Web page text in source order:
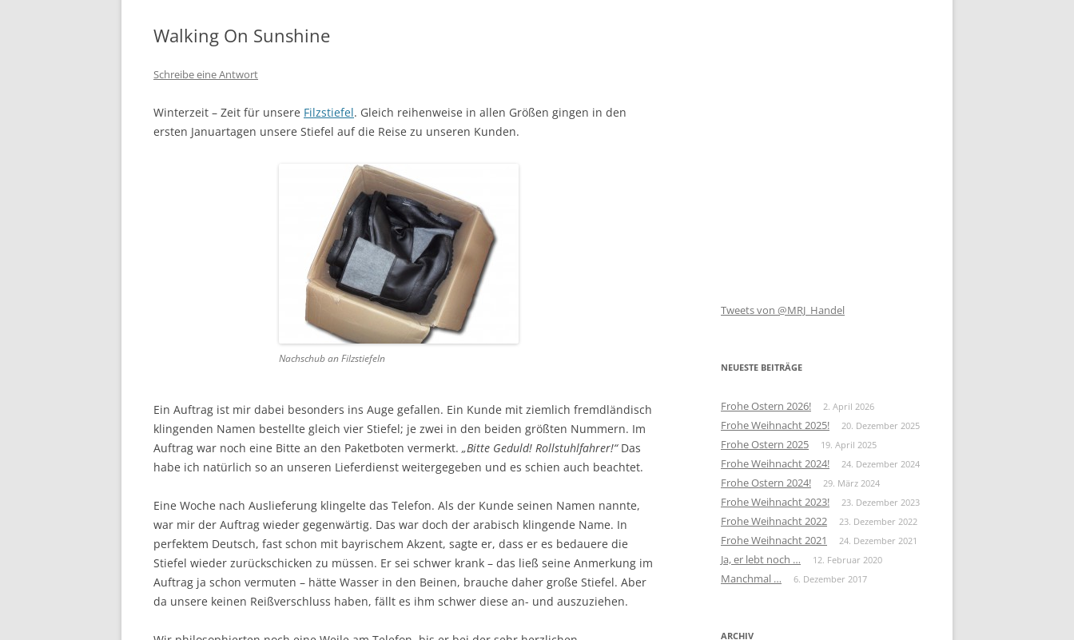
Walking On Sunshine
Schreibe eine Antwort
Winterzeit – Zeit für unsere Filzstiefel. Gleich reihenweise in allen Größen gingen in den
ersten Januartagen unsere Stiefel auf die Reise zu unseren Kunden.
Nachschub an Filzstiefeln
Ein Auftrag ist mir dabei besonders ins Auge gefallen. Ein Kunde mit ziemlich fremdländisch
klingenden Namen bestellte gleich vier Stiefel; je zwei in den beiden größten Nummern. Im
Auftrag war noch eine Bitte an den Paketboten vermerkt. „Bitte Geduld! Rollstuhlfahrer!“Das
habe ich natürlich so an unseren Lieferdienst weitergegeben und es schien auch beachtet.
Eine Woche nach Auslieferung klingelte das Telefon. Als der Kunde seinen Namen nannte,
war mir der Auftrag wieder gegenwärtig. Das war doch der arabisch klingende Name. In
perfektem Deutsch, fast schon mit bayrischem Akzent, sagte er, dass er es bedauere die
Stiefel wieder zurückschicken zu müssen. Er sei schwer krank – das ließ seine Anmerkung im
Auftrag ja schon vermuten – hätte Wasser in den Beinen, brauche daher große Stiefel. Aber
da unsere keinen Reißverschluss haben, fällt es ihm schwer diese an- und auszuziehen.
Tweets von @MRJ_Handel
NEUESTE BEITRÄGE
Frohe Ostern 2026! 2. April 2026
Frohe Weihnacht 2025! 20. Dezember 2025
Frohe Ostern 2025 19. April 2025
Frohe Weihnacht 2024! 24. Dezember 2024
Frohe Ostern 2024! 29. März 2024
Frohe Weihnacht 2023! 23. Dezember 2023
Frohe Weihnacht 2022 23. Dezember 2022
Frohe Weihnacht 2021 24. Dezember 2021
Ja, er lebt noch … 12. Februar 2020
Manchmal … 6. Dezember 2017
ARCHIV